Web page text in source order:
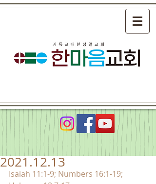
2021.12.13
Isaiah 11:1-9; Numbers 16:1-19;